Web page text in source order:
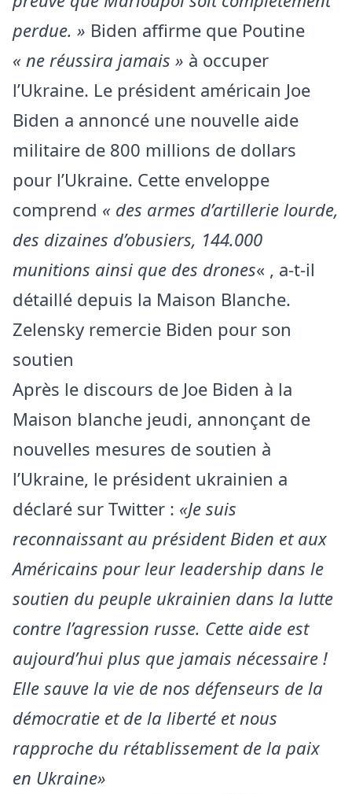
perdue. » Biden affirme que Poutine
« ne réussira jamais » à occuper
l’Ukraine. Le président américain Joe
Biden a annoncé une nouvelle aide
militaire de 800 millions de dollars
pour l’Ukraine. Cette enveloppe
comprend « des armes d’artillerie lourde,
des dizaines d’obusiers, 144.000
munitions ainsi que des drones« , a-t-il
détaillé depuis la Maison Blanche.
Zelensky remercie Biden pour son
soutien
Après le discours de Joe Biden à la
Maison blanche jeudi, annonçant de
nouvelles mesures de soutien à
l’Ukraine, le président ukrainien a
déclaré sur Twitter : «Je suis
reconnaissant au président Biden et aux
Américains pour leur leadership dans le
soutien du peuple ukrainien dans la lutte
contre l’agression russe. Cette aide est
aujourd’hui plus que jamais nécessaire !
Elle sauve la vie de nos défenseurs de la
démocratie et de la liberté et nous
rapproche du rétablissement de la paix
en Ukraine»